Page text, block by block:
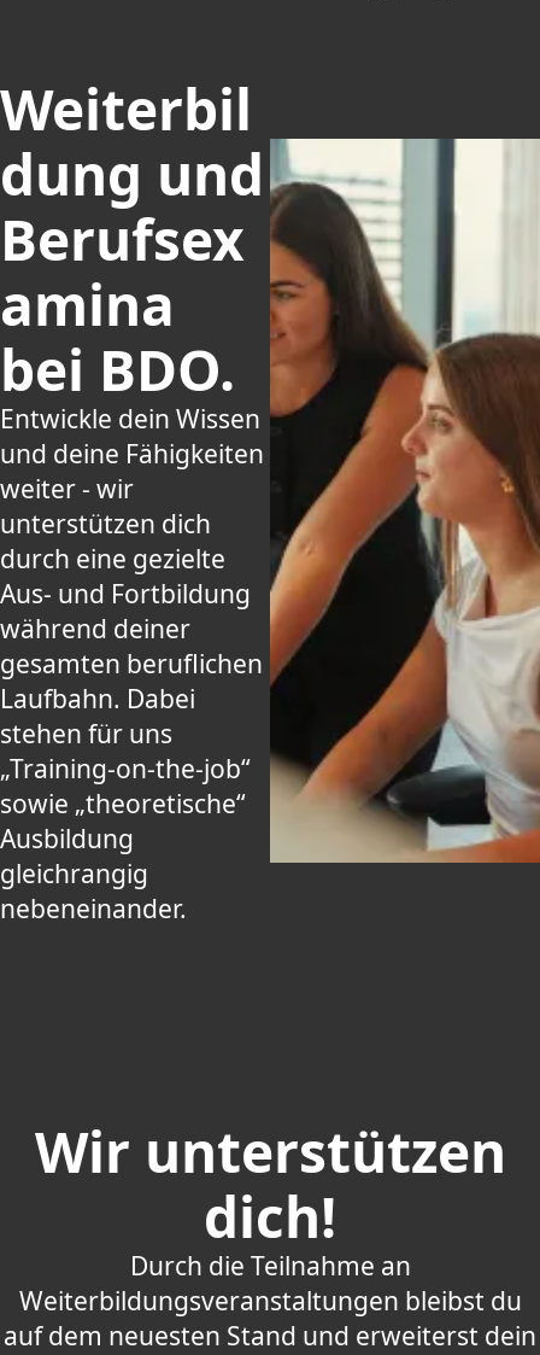
Weiterbil
dung und
Berufsex
amina
bei BDO.
Entwickle dein Wissen
und deine Fähigkeiten
weiter - wir
unterstützen dich
durch eine gezielte
Aus- und Fortbildung
während deiner
gesamten beruflichen
Laufbahn. Dabei
stehen für uns
„Training-on-the-job“
sowie „theoretische“
Ausbildung
gleichrangig
nebeneinander.
Wir unterstützen
dich!
Durch die Teilnahme an
Weiterbildungsveranstaltungen bleibst du
auf dem neuesten Stand und erweiterst dein